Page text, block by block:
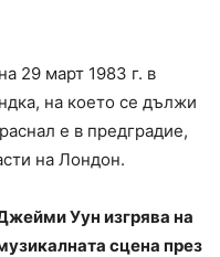
29 март 1983 г. в
на което се дължи
е в предградие,
на Лондон.
Уун изгрява на
сцена през